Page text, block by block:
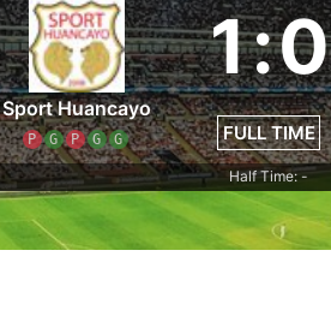
Sport Huancayo
P G P G G
1:0
FULL TIME
Half Time: -